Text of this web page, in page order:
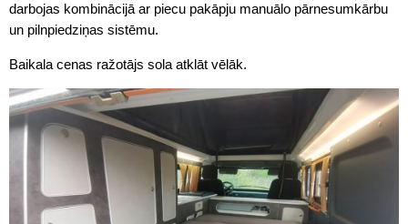
darbojas kombinācijā ar piecu pakāpju manuālo pārnesumkārbu
un pilnpiedziņas sistēmu.
Baikala cenas ražotājs sola atklāt vēlāk.